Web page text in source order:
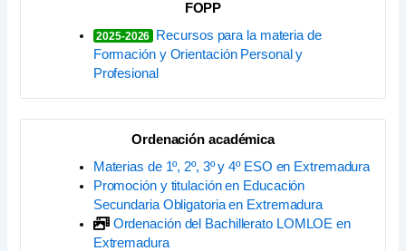
FOPP
2025-2026
Recursos para la materia de
Formación y Orientación Personal y
Profesional
Ordenación académica
Materias de 1º, 2º, 3º y 4º ESO en Extremadura
Promoción y titulación en Educación
Secundaria Obligatoria en Extremadura
Ordenación del Bachillerato LOMLOE en
Extremadura